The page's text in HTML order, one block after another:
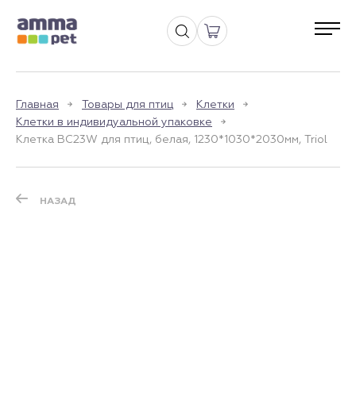
Главная Товары для птиц
Клетки
Клетки в индивидуальной упаковке
Клетка BC23W для птиц, белая, 1230*1030*2030мм, Triol
НАЗАД